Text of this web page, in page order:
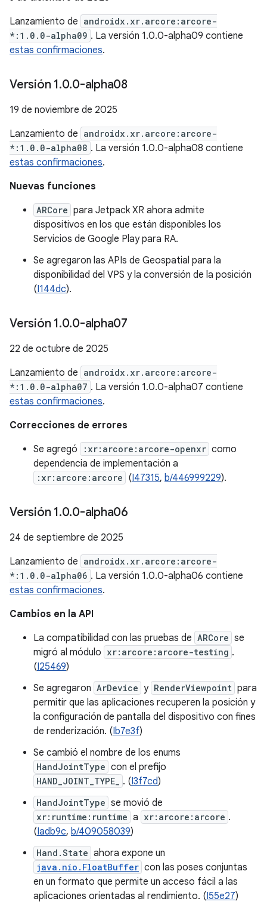
Lanzamiento de androidx.xr.arcore:arcore-
*:1.0.0-alpha09 . La versión 1.0.0-alpha09 contiene
estas confirmaciones.
Versión 1.0.0-alpha08
19 de noviembre de 2025
Lanzamiento de androidx.xr.arcore:arcore-
*:1.0.0-alpha08 . La versión 1.0.0-alpha08 contiene
estas confirmaciones.
Nuevas funciones
ARCore para Jetpack XR ahora admite
dispositivos en los que están disponibles los
Servicios de Google Play para RA.
Se agregaron las APIs de Geospatial para la
disponibilidad del VPS y la conversión de la posición
(I144dc).
Versión 1.0.0-alpha07
22 de octubre de 2025
Lanzamiento de androidx.xr.arcore:arcore-
*:1.0.0-alpha07 . La versión 1.0.0-alpha07 contiene
estas confirmaciones.
Correcciones de errores
Se agregó
:xr:arcore:arcore-openxr como
dependencia de implementación a
:xr:arcore:arcore (I47315, b/446999229).
Versión 1.0.0-alpha06
24 de septiembre de 2025
Lanzamiento de androidx.xr.arcore:arcore-
*:1.0.0-alpha06 . La versión 1.0.0-alpha06 contiene
estas confirmaciones.
Cambios en la API
La compatibilidad con las pruebas de ARCore se
migró al módulo xr:arcore:arcore-testing .
(I25469)
Se agregaron ArDevice y RenderViewpoint para
permitir que las aplicaciones recuperen la posición y
la configuración de pantalla del dispositivo con fines
de renderización. (Ib7e3f)
Se cambió el nombre de los enums
HandJointType con el prefijo
HAND_JOINT_TYPE_ . (I3f7cd)
HandJointType se movió de
xr:runtime:runtime a xr:arcore:arcore .
(Iadb9c, b/409058039)
Hand.State ahora expone un
java.nio.FloatBuffer con las poses conjuntas
en un formato que permite un acceso fácil a las
aplicaciones orientadas al rendimiento. (I55e27)